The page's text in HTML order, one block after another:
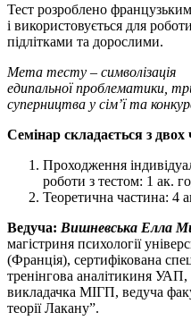
Тест розроблено
і використовується для
підлітками та дорослими.
Мета тесту – символізація
едипальної проблематики,
суперництва у сім’ї та
Семінар складається з двох
Проходження
роботи з тестом: 1 ак.
Теоретична частина: 4
Ведуча: Вишневська Елла
магістриня психології
(Франція), сертифікована
тренінгова аналітикиня
викладачка МІГП, ведуча
теорії Лакану”.